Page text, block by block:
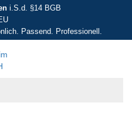
i.S.d. §14 BGB
Passend. Professionell.